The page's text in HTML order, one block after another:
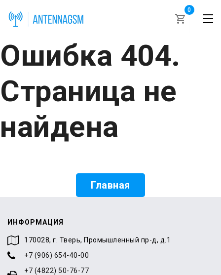
0
Ошибка 404.
Страница не
найдена
Главная
ИНФОРМАЦИЯ
170028, г. Тверь, Промышленный пр-д, д.1
+7 (906) 654-40-00
+7 (4822) 50-76-77